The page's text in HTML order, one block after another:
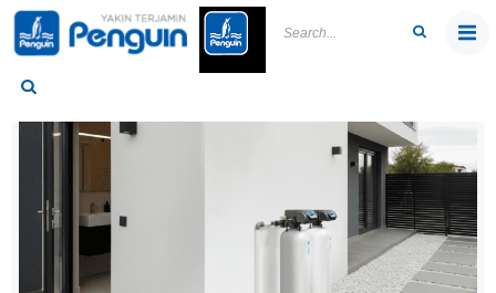
Skip
content